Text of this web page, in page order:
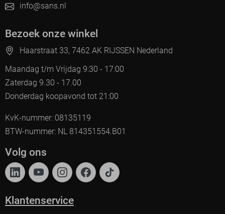
info@sans.nl
Bezoek onze winkel
Haarstraat 33, 7462 AK RIJSSEN Nederland
Maandag t/m Vrijdag 9:30 - 17:00
Zaterdag 9.30 - 17.00
Donderdag koopavond tot 21:00
KvK-nummer: 08135119
BTW-nummer: NL 814351554.B01
Volg ons
Klantenservice